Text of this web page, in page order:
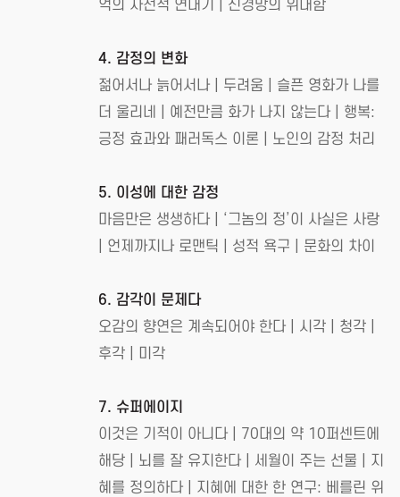
억의 자전적 연대기 | 신경망의 위대함
4. 감정의 변화
젊어서나 늙어서나 | 두려움 | 슬픈 영화가 나를
더 울리네 | 예전만큼 화가 나지 않는다 | 행복:
긍정 효과와 패러독스 이론 | 노인의 감정 처리
5. 이성에 대한 감정
마음만은 생생하다 | ‘그놈의 정’이 사실은 사랑
| 언제까지나 로맨틱 | 성적 욕구 | 문화의 차이
6. 감각이 문제다
오감의 향연은 계속되어야 한다 | 시각 | 청각 |
후각 | 미각
7. 슈퍼에이지
이것은 기적이 아니다 | 70대의 약 10퍼센트에
해당 | 뇌를 잘 유지한다 | 세월이 주는 선물 | 지
혜를 정의하다 | 지혜에 대한 한 연구: 베를린 위